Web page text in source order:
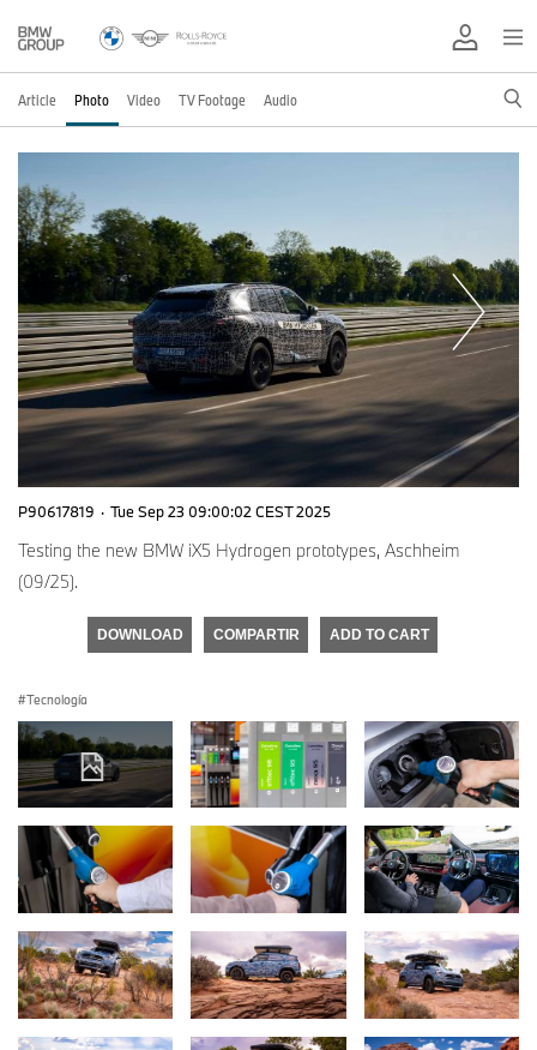
Article Photo Video TV Footage Audio
P90617819 · Tue Sep 23 09:00:02 CEST 2025
Testing the new BMW iX5 Hydrogen prototypes, Aschheim
(09/25).
DOWNLOAD COMPARTIR ADD TO CART
Tecnología